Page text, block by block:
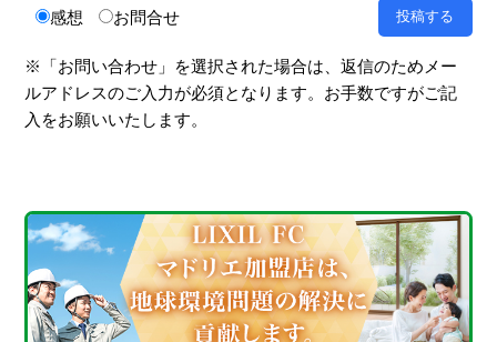
感想 お問合せ
※「お問い合わせ」を選択された場合は、返信のためメー
ルアドレスのご入力が必須となります。お手数ですがご記
入をお願いいたします。